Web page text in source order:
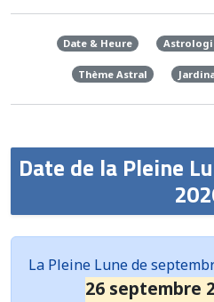
Date & Heure
Thème Astral
Date de la Pleine
La Pleine Lunede
26 septembre